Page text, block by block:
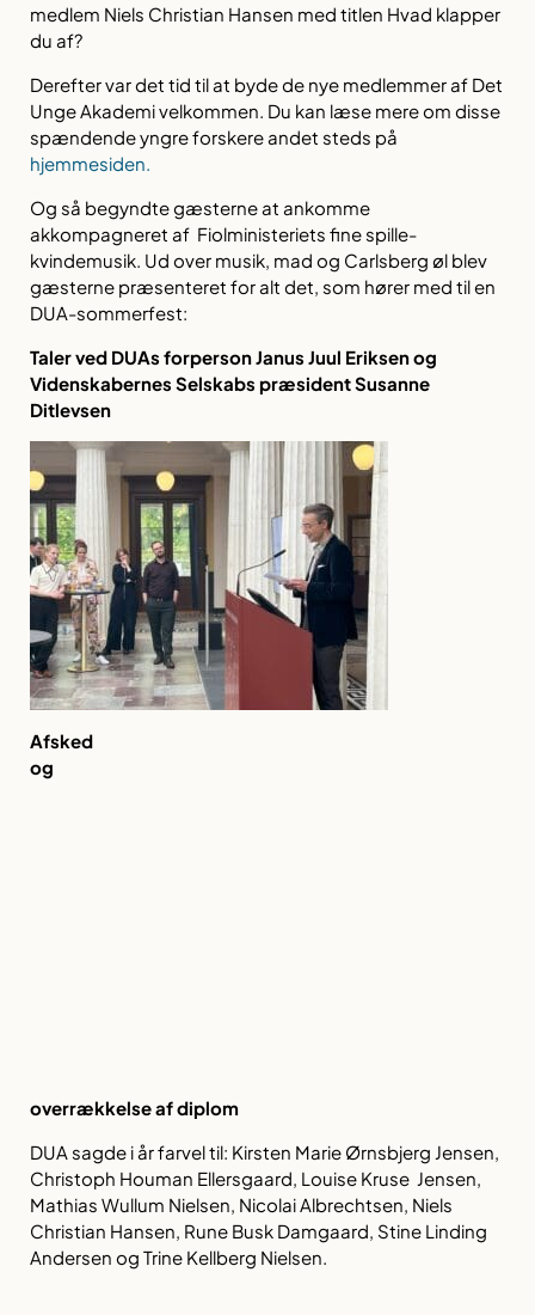
medlem Niels Christian Hansen med titlen Hvad klapper
du af?
Derefter var det tid til at byde de nye medlemmer af Det
Unge Akademi velkommen. Du kan læse mere om disse
spændende yngre forskere andet steds på
hjemmesiden.
Og så begyndte gæsterne at ankomme
akkompagneret af Fiolministeriets fine spille-
kvindemusik. Ud over musik, mad og Carlsberg øl blev
gæsterne præsenteret for alt det, som hører med til en
DUA-sommerfest:
Taler ved DUAs forperson Janus Juul Eriksen og
Videnskabernes Selskabs præsident Susanne
Ditlevsen
Afsked
og
overrækkelse af diplom
DUA sagde i år farvel til: Kirsten Marie Ørnsbjerg Jensen,
Christoph Houman Ellersgaard, Louise Kruse Jensen,
Mathias Wullum Nielsen, Nicolai Albrechtsen, Niels
Christian Hansen, Rune Busk Damgaard, Stine Linding
Andersen og Trine Kellberg Nielsen.